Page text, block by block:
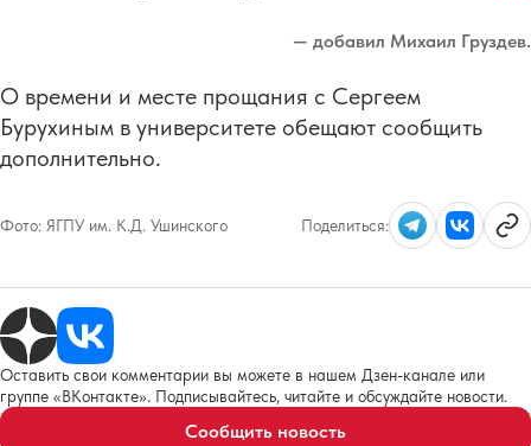
— добавил Михаил Груздев.
О времени и месте прощания с Сергеем
Бурухиным в университете обещают сообщить
дополнительно.
Фото: ЯГПУ им. К.Д. Ушинского Поделиться:
Оставить свои комментарии вы можете в нашем Дзен-канале или
группе «ВКонтакте». Подписывайтесь, читайте и обсуждайте новости.
Сообщить новость